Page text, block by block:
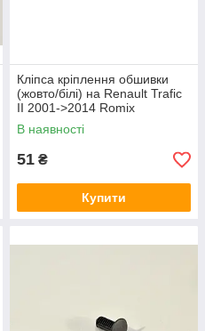
Кліпса кріплення обшивки
(жовто/білі) на Renault Trafic
II 2001->2014 Romix
(Польща) ROM C30141
В наявності
51 ₴
Купити